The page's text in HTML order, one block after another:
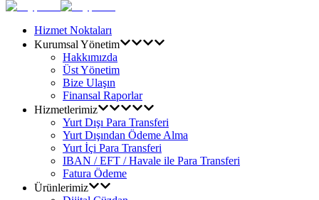
Hizmet Noktaları
Kurumsal Yönetim
Hakkımızda
Üst Yönetim
Bize Ulaşın
Finansal Raporlar
Hizmetlerimiz
Yurt Dışı Para Transferi
Yurt Dışından Ödeme Alma
Yurt İçi Para Transferi
IBAN / EFT / Havale ile Para Transferi
Fatura Ödeme
Ürünlerimiz